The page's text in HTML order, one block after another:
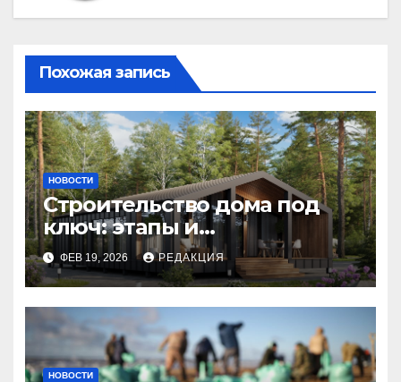
Похожая запись
НОВОСТИ
Строительство дома под
ключ: этапы и
планирование бюджета
ФЕВ 19, 2026 РЕДАКЦИЯ
НОВОСТИ